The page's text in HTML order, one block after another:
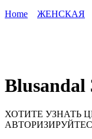
Home
ЖЕНСКАЯ
ХОТИТЕ УЗНАТЬ